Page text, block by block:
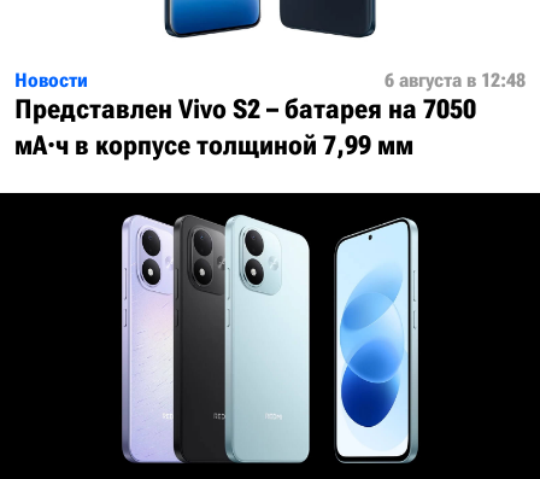
Новости 6 августа в 12:48
Представлен Vivo S2 – батарея на 7050
мА·ч в корпусе толщиной 7,99 мм